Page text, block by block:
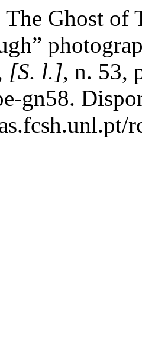
Ghost of
[S. l.], n. 53,
gn58.